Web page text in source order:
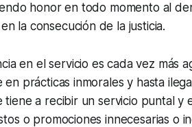
honor en todo momento al
la consecución de la justicia.
en el servicio es cada vez más
prácticas inmorales y hasta
a recibir un servicio puntal y
o promociones innecesarias o